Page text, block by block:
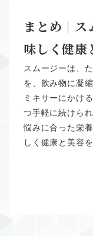
まとめ｜ス
味しく健康
スムージーは、
を、飲み物に凝
ミキサーにかけ
つ手軽に続けられ
悩みに合った栄
しく健康と美容